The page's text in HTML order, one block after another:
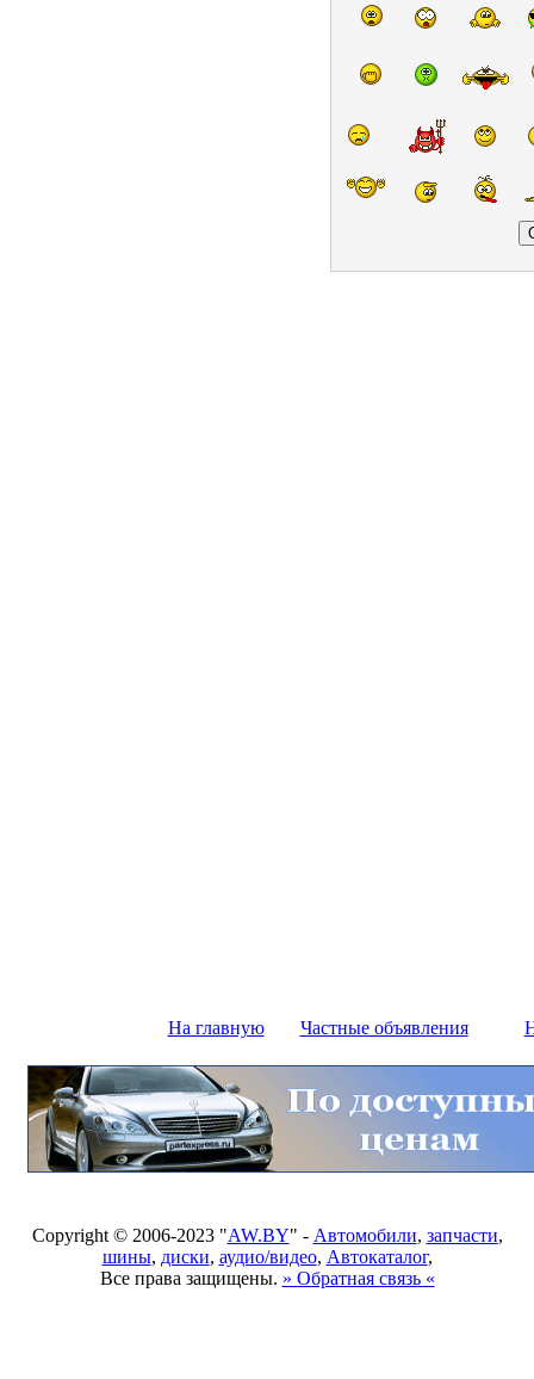
На главную Частные объявления
Copyright © 2006-2023 "AW.BY" - Автомобили, запчасти,
шины, диски, аудио/видео, Автокаталог,
Все права защищены. » Обратная связь «